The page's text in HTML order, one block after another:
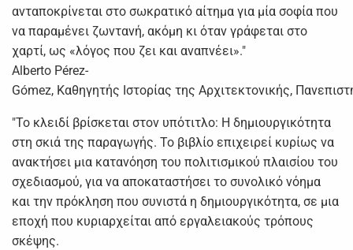
ανταποκρίνεται στο σωκρατικό αίτημα για μία σοφία που
να παραμένει ζωντανή, ακόμη κι όταν γράφεται στο
χαρτί, ως «λόγος που ζει και αναπνέει»."
Alberto Pérez-
Gómez, Καθηγητής Ιστορίας της Αρχιτεκτονικής,
"Το κλειδί βρίσκεται στον υπότιτλο: Η δημιουργικότητα
στη σκιά της παραγωγής. Το βιβλίο επιχειρεί κυρίως να
ανακτήσει μια κατανόηση του πολιτισμικού πλαισίου του
σχεδιασμού, για να αποκαταστήσει το συνολικό νόημα
και την πρόκληση που συνιστά η δημιουργικότητα, σε μια
εποχή που κυριαρχείται από εργαλειακούς τρόπους
σκέψης.